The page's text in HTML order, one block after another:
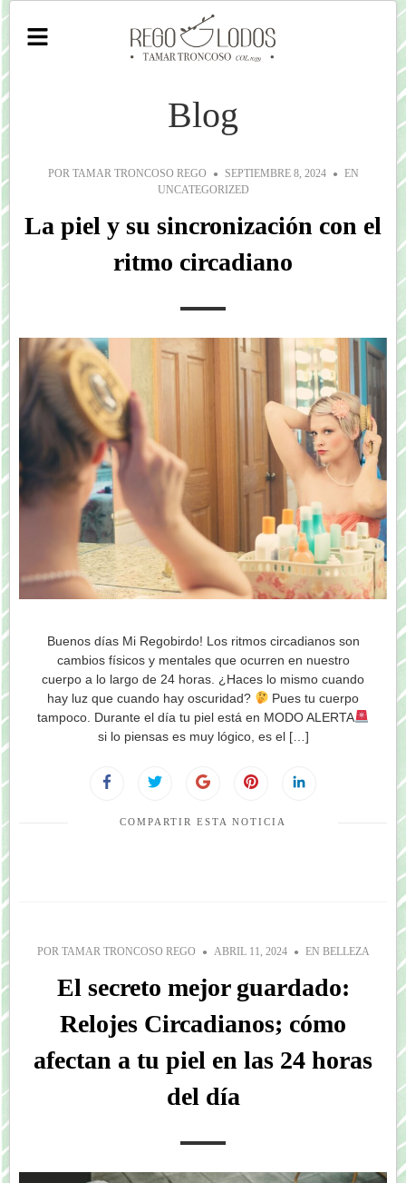
Blog
POR TAMAR TRONCOSO REGO SEPTIEMBRE 8, 2024
EN
UNCATEGORIZED
La piel y su sincronización con el
ritmo circadiano
Buenos días Mi Regobirdo! Los ritmos circadianos son
cambios físicos y mentales que ocurren en nuestro
cuerpo a lo largo de 24 horas. ¿Haces lo mismo cuando
hay luz que cuando hay oscuridad?
Pues tu cuerpo
tampoco. Durante el día tu piel está en MODO ALERTA
si lo piensas es muy lógico, es el […]
COMPARTIR ESTA NOTICIA
POR TAMAR TRONCOSO REGO ABRIL 11, 2024 EN BELLEZA
El secreto mejor guardado:
Relojes Circadianos; cómo
afectan a tu piel en las 24 horas
del día